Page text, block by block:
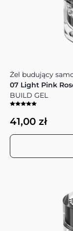
Żel budujący
07 Light Pink
BUILD GEL
41,00 zł